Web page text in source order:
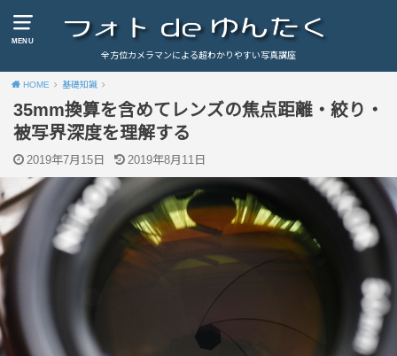
MENU
全方位カメラマンによる超わかりやすい写真講座
HOME 基礎知識
35mm換算を含めてレンズの焦点距離・絞り・
被写界深度を理解する
2019年7月15日 2019年8月11日